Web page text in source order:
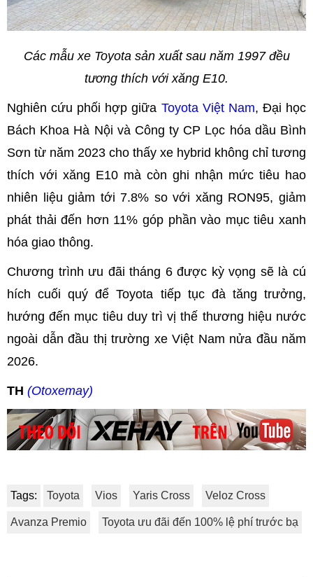
Các mẫu xe Toyota sản xuất sau năm 1997 đều
tương thích với xăng E10.
Nghiên cứu phối hợp giữa Toyota Việt Nam, Đại học
Bách Khoa Hà Nội và Công ty CP Lọc hóa dầu Bình
Sơn từ năm 2023 cho thấy xe hybrid không chỉ tương
thích với xăng E10 mà còn ghi nhận mức tiêu hao
nhiên liệu giảm tới 7.8% so với xăng RON95, giảm
phát thải đến hơn 11% góp phần vào mục tiêu xanh
hóa giao thông.
Chương trình ưu đãi tháng 6 được kỳ vọng sẽ là cú
hích cuối quý để Toyota tiếp tục đà tăng trưởng,
hướng đến mục tiêu duy trì vị thế thương hiệu nước
ngoài dẫn đầu thị trường xe Việt Nam nửa đầu năm
2026.
TH (Otoxemay)
Tags: Toyota Vios Yaris Cross Veloz Cross
Avanza Premio Toyota ưu đãi đến 100% lệ phí trước bạ